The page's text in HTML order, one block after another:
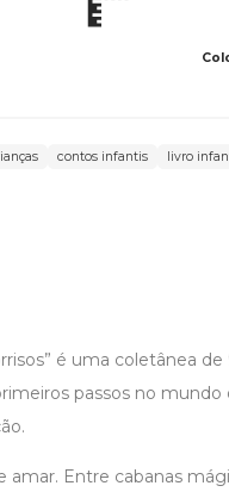
contos infantis livro
é uma coletânea
passos no mundo
amar. Entre cabanas